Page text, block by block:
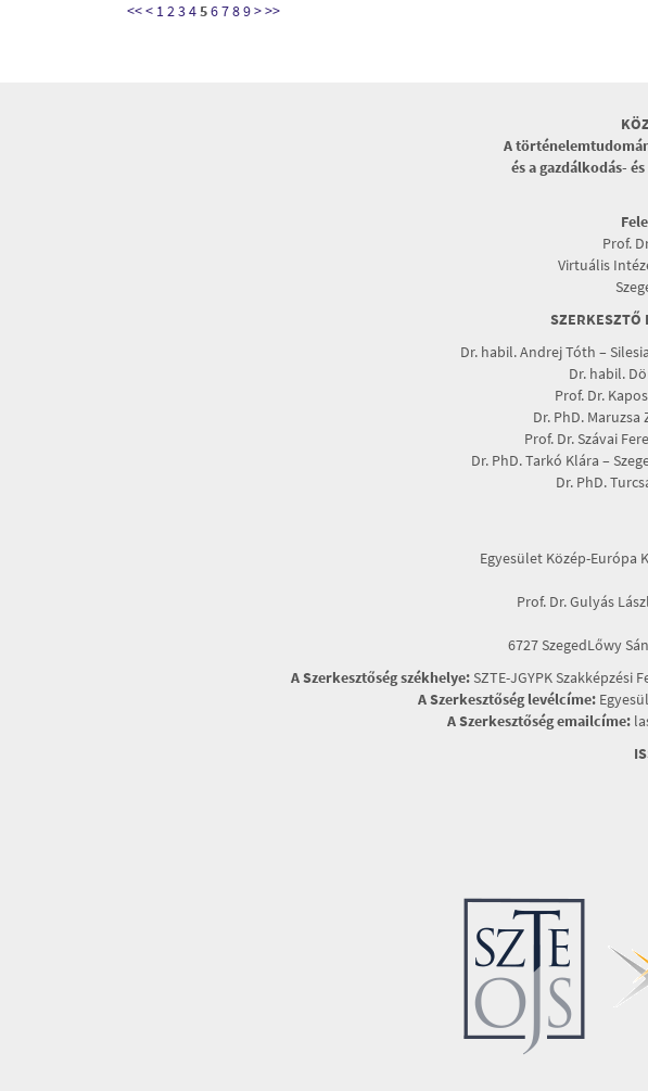
<<< 123456789>>>
A
és a gazdálkodás-
Prof.
Virtuális
Dr. habil. Andrej Tóth –
Dr. habil.
Prof. Dr.
Dr. PhD.
Prof. Dr. Szávai
Dr. PhD. Tarkó Klára –
Dr. PhD.
Egyesület Közép-Európa
Prof. Dr. Gulyás
6727 SzegedLőwy
A Szerkesztőség székhelye:SZTE-JGYPK
A Szerkesztőség levélcíme:
A Szerkesztőség emailcíme: